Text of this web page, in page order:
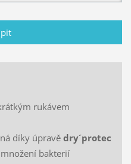
rukávem
díky úpravě dry´protec
bakterií